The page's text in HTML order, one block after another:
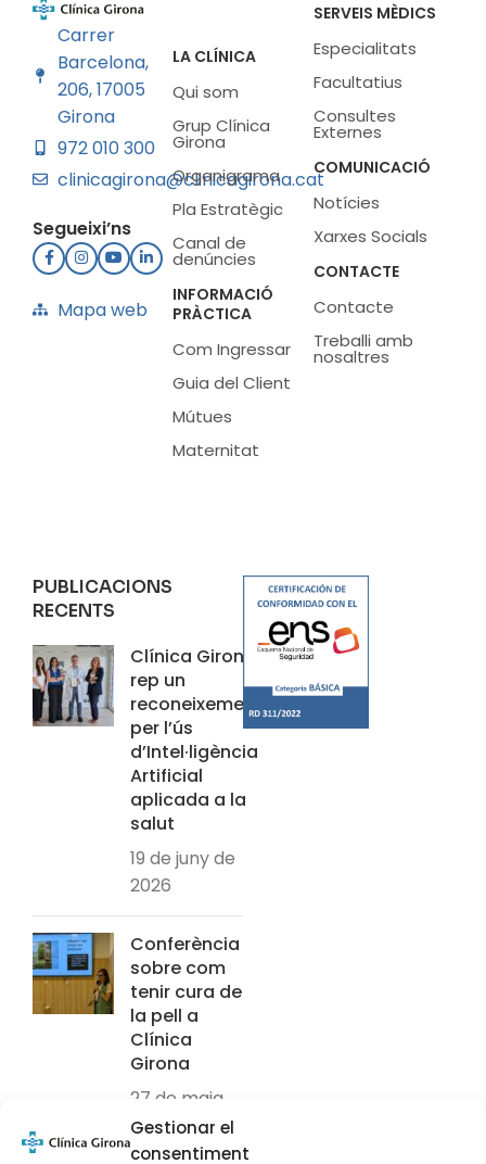
Gestionar el
consentiment
Carrer
Barcelona,
206, 17005
Girona
972 010 300
clinicagirona@clinicagirona.cat
Segueixi’ns
Mapa web
LA CLÍNICA
Qui som
Grup Clínica
Girona
Organigrama
Pla Estratègic
Canal de
denúncies
INFORMACIÓ
PRÀCTICA
Com Ingressar
Guia del Client
Mútues
Maternitat
SERVEIS MÈDICS
Especialitats
Facultatius
Consultes
Externes
COMUNICACIÓ
Notícies
Xarxes Socials
CONTACTE
Contacte
Treballi amb
nosaltres
PUBLICACIONS
RECENTS
Clínica Girona
rep un
reconeixement
per l’ús
d’Intel·ligència
Artificial
aplicada a la
salut
19 de juny de
2026
Conferència
sobre com
tenir cura de
la pell a
Clínica
Girona
27 de maig
de 2026